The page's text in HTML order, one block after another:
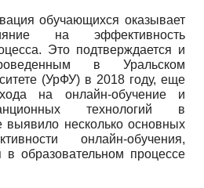
обучающихся оказывает
на эффективность
Это подтверждается и
в Уральском
(УрФУ) в 2018 году, еще
на онлайн-обучение и
технологий в
выявило несколько основных
онлайн-обучения,
образовательном процессе